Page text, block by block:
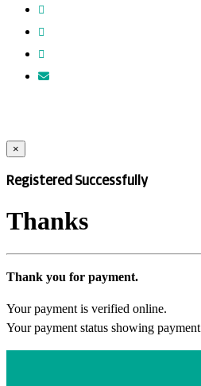
×
Registered Successfully
Thanks
Thank you for payment.
Your payment is verified online.
Your payment status showing payment